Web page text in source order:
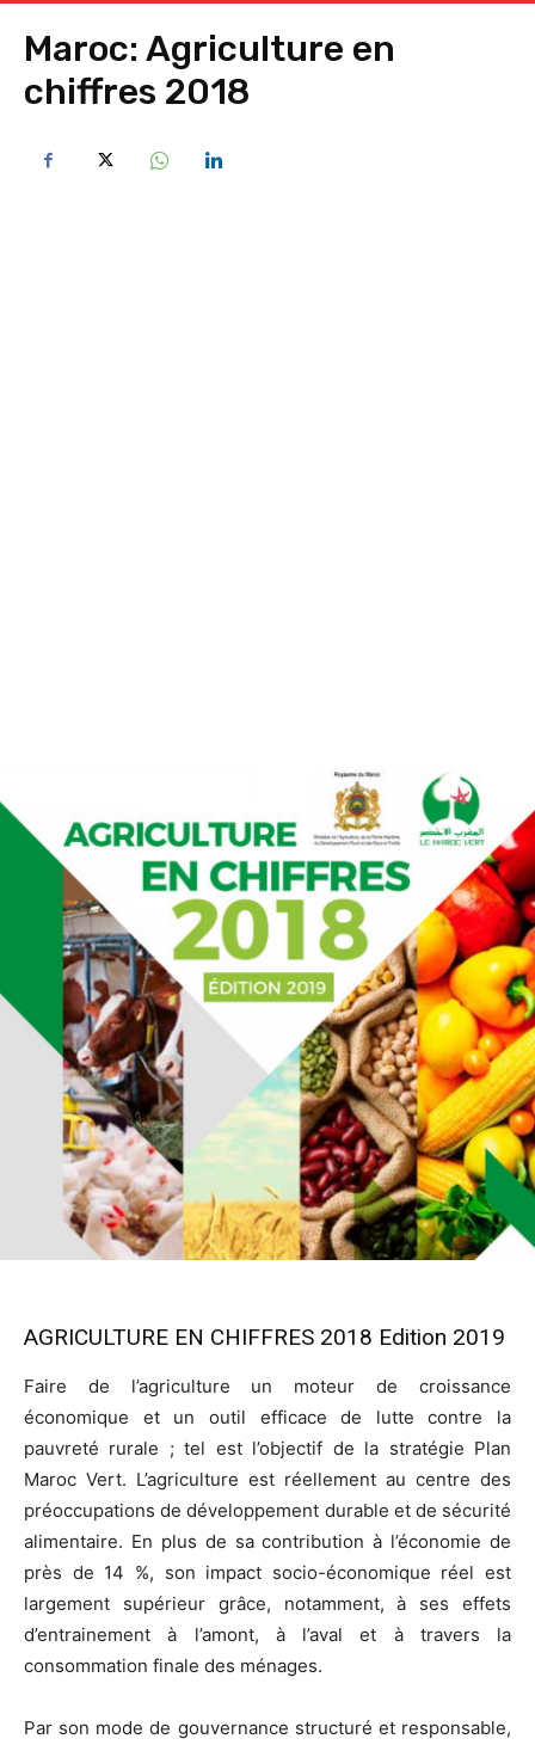
Maroc: Agriculture en
chiffres 2018
AGRICULTURE EN CHIFFRES 2018 Edition 2019
Faire de l’agriculture un moteur de croissance
économique et un outil efficace de lutte contre la
pauvreté rurale ; tel est l’objectif de la stratégie Plan
Maroc Vert. L’agriculture est réellement au centre des
préoccupations de développement durable et de sécurité
alimentaire. En plus de sa contribution à l’économie de
près de 14 %, son impact socio-économique réel est
largement supérieur grâce, notamment, à ses effets
d’entrainement à l’amont, à l’aval et à travers la
consommation finale des ménages.
Par son mode de gouvernance structuré et responsable,